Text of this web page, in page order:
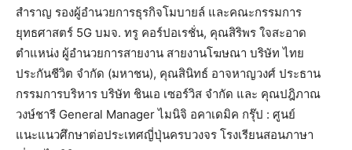
สำราญ รองผู้อำนวยการธุรกิจโมบายล์ และคณะกรรมการ
ยุทธศาสตร์ 5G บมจ. ทรู คอร์ปอเรชั่น, คุณสิริพร ใจสะอาด
ตำแหน่ง ผู้อำนวยการสายงาน สายงานโฆษณา บริษัท ไทย
ประกันชีวิต จำกัด (มหาชน), คุณสินิทธ์ อาจหาญวงศ์ ประธาน
กรรมการบริหาร บริษัท ชินเอ เซอร์วิส จำกัด และ คุณปฎิภาณ
วงษ์ชารี General Manager ไมนิจิ อคาเดมิค กรุ๊ป : ศูนย์
แนะแนวศึกษาต่อประเทศญี่ปุ่นครบวงจร โรงเรียนสอนภาษา